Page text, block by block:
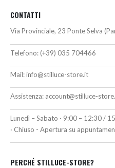
CONTATTI
Via Provinciale, 23 Ponte Selva
Telefono: (+39) 035 704466
Mail:info@stilluce-store.it
Assistenza: account@stilluce-
Lunedì – Sabato · 9:00 – 12:30 /
· Chiuso - Apertura su
PERCHÉ STILLUCE-STORE?